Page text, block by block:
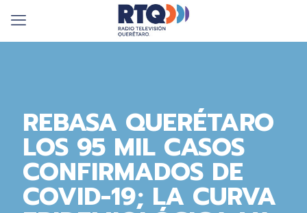
REBASA QUERÉTARO
LOS 95 MIL CASOS
CONFIRMADOS DE
COVID-19; LA CURVA